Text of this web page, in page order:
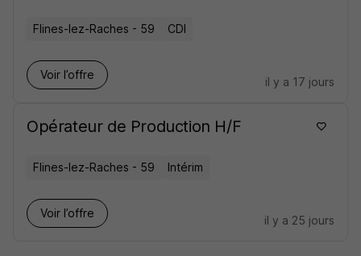
Flines-lez-Raches - 59 CDI
Voir l’offre
il y a 17 jours
Opérateur de Production H/F
Flines-lez-Raches - 59 Intérim
Voir l’offre
il y a 25 jours